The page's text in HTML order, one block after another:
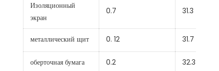
Изоляционный
экран
0.7 31.3
металлический щит 0. 12 31.7
оберточная бумага 0.2 32.3